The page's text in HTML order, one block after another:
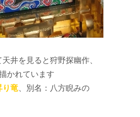
井を見ると狩野探幽作、
かれています
り竜 、別名：八方睨みの